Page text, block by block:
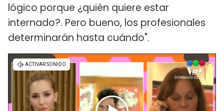
lógico porque ¿quién quiere estar
internado?. Pero bueno, los profesionales
determinarán hasta cuándo".